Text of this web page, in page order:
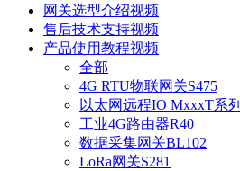
网关选型介绍视频
售后技术支持视频
产品使用教程视频
全部
4G RTU物联网关S475
以太网远程IO MxxxT系列
工业4G路由器R40
数据采集网关BL102
LoRa网关S281